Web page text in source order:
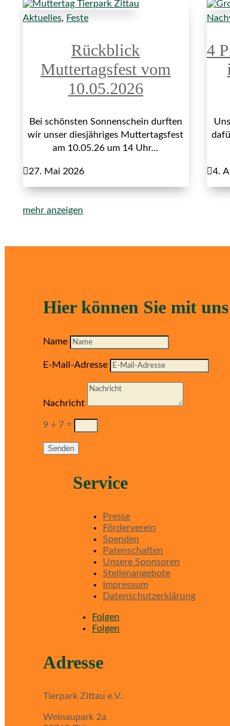
Aktuelles, Feste
Rückblick
Muttertagsfest vom
10.05.2026
Bei schönsten Sonnenschein durften
wir unser diesjähriges Muttertagsfest
am 10.05.26 um 14 Uhr...
27. Mai 2026
4
4.
mehr anzeigen
Hier können Sie mit
Name
E-Mail-Adresse
Nachricht
9 + 7 =
Senden
Service
Presse
Förderverein
Spenden
Patenschaften
Unsere Sponsoren
Stellenangebote
Impressum
Datenschutzerklärung
Folgen
Folgen
Adresse
Tierpark Zittau e.V.
Weinaupark 2a